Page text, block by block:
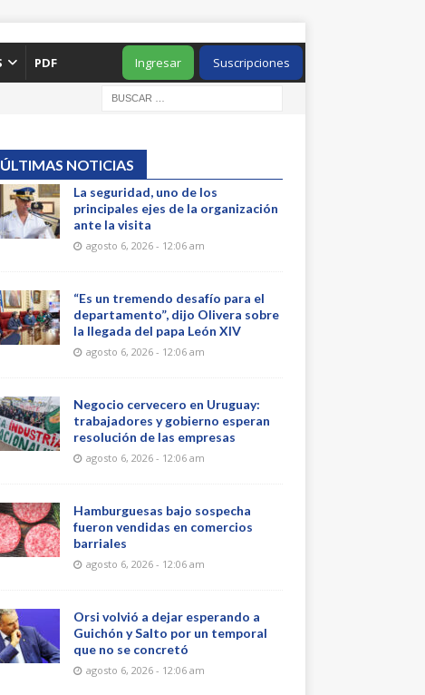
PDF Suscripciones
Ingresar
ÚLTIMAS NOTICIAS
La seguridad, uno de los
principales ejes de la organización
ante la visita
agosto 6, 2026 - 12:06 am
“Es un tremendo desafío para el
departamento”, dijo Olivera sobre
la llegada del papa León XIV
agosto 6, 2026 - 12:06 am
Negocio cervecero en Uruguay:
trabajadores y gobierno esperan
resolución de las empresas
agosto 6, 2026 - 12:06 am
Hamburguesas bajo sospecha
fueron vendidas en comercios
barriales
agosto 6, 2026 - 12:06 am
Orsi volvió a dejar esperando a
Guichón y Salto por un temporal
que no se concretó
agosto 6, 2026 - 12:06 am